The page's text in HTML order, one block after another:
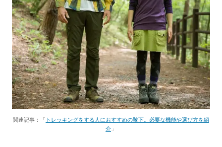
関連記事：「
トレッキングをする人におすすめの靴下。必要な機能や選び方を紹
介 」